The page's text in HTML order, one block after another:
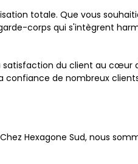
totale. Que vous
corps qui s'intègrent
satisfaction du client au cœur
confiance de nombreux
Hexagone Sud, nous